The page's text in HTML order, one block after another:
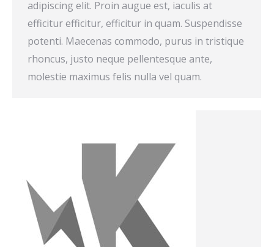
adipiscing elit. Proin augue est, iaculis at
efficitur efficitur, efficitur in quam. Suspendisse
potenti. Maecenas commodo, purus in tristique
rhoncus, justo neque pellentesque ante,
molestie maximus felis nulla vel quam.